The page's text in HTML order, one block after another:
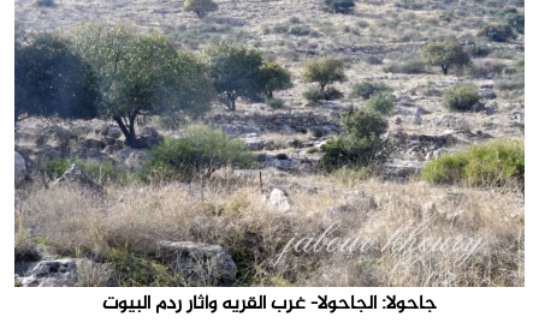
جاحولا: الجاحولا- غرب القريه وأثار ردم البيوت